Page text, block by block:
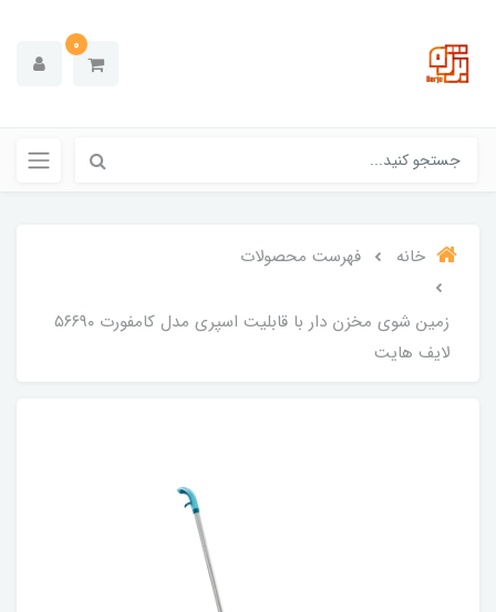
0
خانه فهرست محصولات
زمین شوی مخزن دار با قابلیت اسپری مدل کامفورت ۵۶۶۹۰
لایف هایت